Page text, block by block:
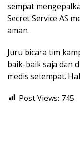
sempat
Secret Service AS
aman.
Juru bicara tim
baik-baik saja dan
medis setempat.
Post Views: 745